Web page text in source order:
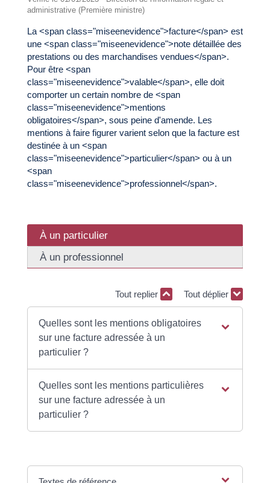
administrative (Première ministre)
La <span class="miseenevidence">facture</span> est
une <span class="miseenevidence">note détaillée des
prestations ou des marchandises vendues</span>.
Pour être <span
class="miseenevidence">valable</span>, elle doit
comporter un certain nombre de <span
class="miseenevidence">mentions
obligatoires</span>, sous peine d'amende. Les
mentions à faire figurer varient selon que la facture est
destinée à un <span
class="miseenevidence">particulier</span> ou à un
<span
class="miseenevidence">professionnel</span>.
À un particulier
À un professionnel
Tout replier Tout déplier
Quelles sont les mentions obligatoires
sur une facture adressée à un
particulier ?
Quelles sont les mentions particulières
sur une facture adressée à un
particulier ?